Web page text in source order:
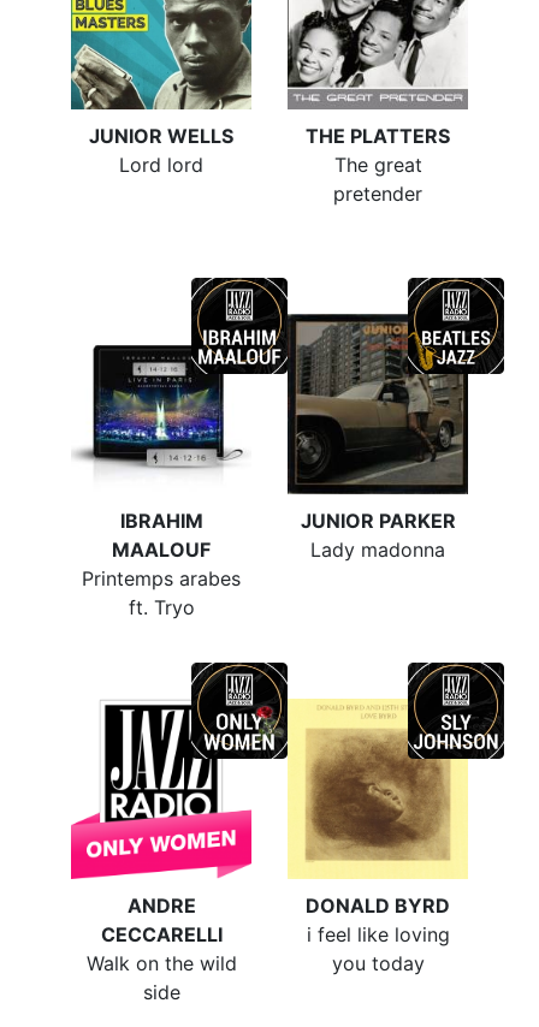
JUNIOR WELLS
Lord lord
THE PLATTERS
The great
pretender
IBRAHIM
MAALOUF
Printemps arabes
ft. Tryo
JUNIOR PARKER
Lady madonna
ANDRE
CECCARELLI
Walk on the wild
side
DONALD BYRD
i feel like loving
you today